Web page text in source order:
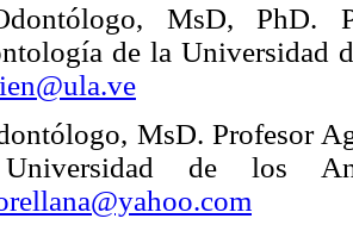
MsD, PhD.
de la Universidad
MsD. Profesor
de los